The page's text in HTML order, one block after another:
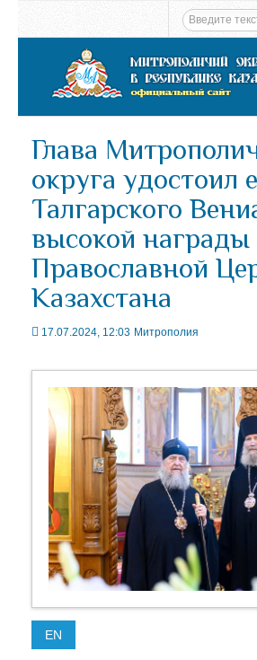
Глава
округа удостоил
Талгарского
высокой награды
Православной
Казахстана
17.07.2024, 12:03 Митрополия
EN